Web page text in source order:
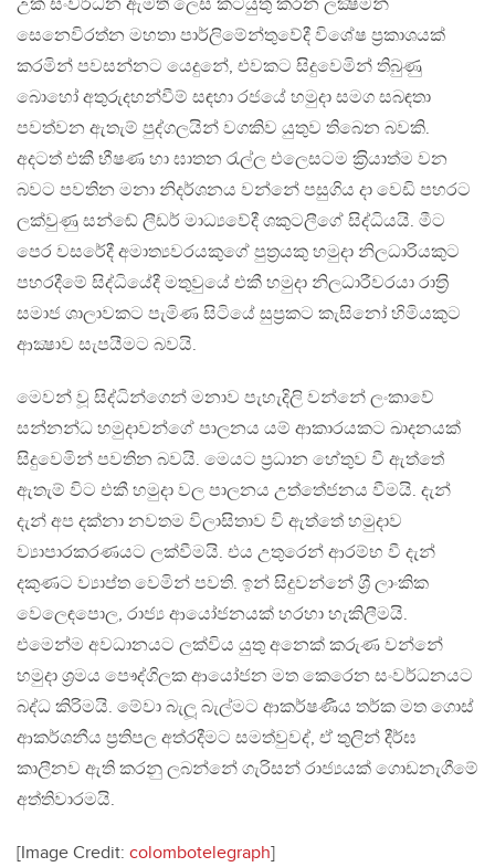
උක් සංවර්ධන ඇමති ලෙස කටයුතු කරන ලක්‍ෂමන්
සෙනෙවිරත්න මහතා පාර්ලිමේන්තුවේදී විශේෂ ප‍්‍රකාශයක්
කරමින් පවසන්නට යෙදුනේ, එවකට සිදුවෙමින් තිබුණු
බොහෝ අතුරුදහන්වීම් සඳහා රජයේ හමුදා සමග සබඳතා
පවත්වන ඇතැම් පුද්ගලයින් වගකිව යුතුව තිබෙන බවකි.
අදටත් එකී භීෂණ හා ඝාතන රැල්ල එලෙසටම ක‍්‍රියාත්ම වන
බවට පවතින මනා නිදර්ශනය වන්නේ පසුගිය දා වෙඩි පහරට
ලක්වුණු සන්ඬේ ලීඩර් මාධ්‍යවේදී ශකුටලීගේ සිද්ධියයි. මීට
පෙර වසරේදී අමාත්‍යවරයකුගේ පුත‍්‍රයකු හමුදා නිලධාරියකුට
පහරදීමේ සිද්ධියේදී මතුවුයේ එකී හමුදා නිලධාරීවරයා රාත‍්‍රි
සමාජ ශාලාවකට පැමිණ සිටියේ සුප‍්‍රකට කැසිනෝ හිමියකුට
ආක්‍ෂාව සැපයීමට බවයි.
මෙවන් වූ සිද්ධින්ගෙන් මනාව පැහැදිලි වන්නේ ලංකාවේ
සන්නන්ධ හමුදාවන්ගේ පාලනය යම් ආකාරයකට ඛාදනයක්
සිදුවෙමින් පවතින බවයි. මෙයට ප‍්‍රධාන හේතුව වී ඇත්තේ
ඇතැම් විට එකී හමුදා වල පාලනය උත්තේජනය වීමයි. දැන්
දැන් අප දක්නා නවතම විලාසිතාව වි ඇත්තේ හමුදාව
ව්‍යාපාරකරණයට ලක්වීමයි. එය උතුරෙන් ආරම්භ වී දැන්
දකුණට ව්‍යාප්ත වෙමින් පවති. ඉන් සිදුවන්නේ ශ‍්‍රී ලාංකික
වෙලෙඳපොල, රාජ්‍ය ආයෝජනයක් හරහා හැකිලීමයි.
එමෙන්ම අවධානයට ලක්විය යුතු අනෙක් කරුණ වන්නේ
හමුදා ශ‍්‍රමය පෞද්ගිලක ආයෝජන මත කෙරෙන සංවර්ධනයට
බද්ධ කිරිමයි. මේවා බැලූ බැල්මට ආකර්ෂණීය තර්ක මත ගොස්
ආකර්ශනීය ප‍්‍රතිපල අත්රදීමට සමත්වුවද්‍, ඒ තුලින් දීර්ඝ
කාලීනව ඇති කරනු ලබන්නේ ගැරිසන් රාජ්‍යයක් ගොඩනැගීමේ
අත්තිවාරමයි.
[Image Credit: colombotelegraph]